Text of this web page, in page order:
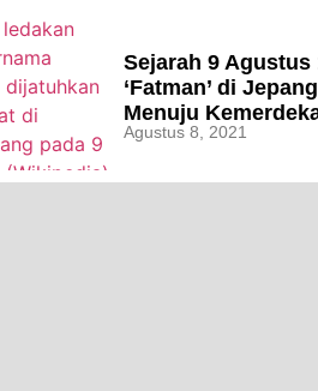
Sejarah 9
‘Fatman’ di
Menuju
Agustus 8, 2021